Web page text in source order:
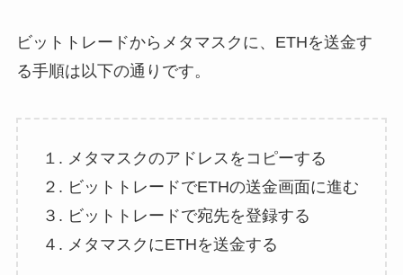
ビットトレードからメタマスクに、ETHを送金す
る手順は以下の通りです。
１. メタマスクのアドレスをコピーする
２. ビットトレードでETHの送金画面に進む
３. ビットトレードで宛先を登録する
４. メタマスクにETHを送金する